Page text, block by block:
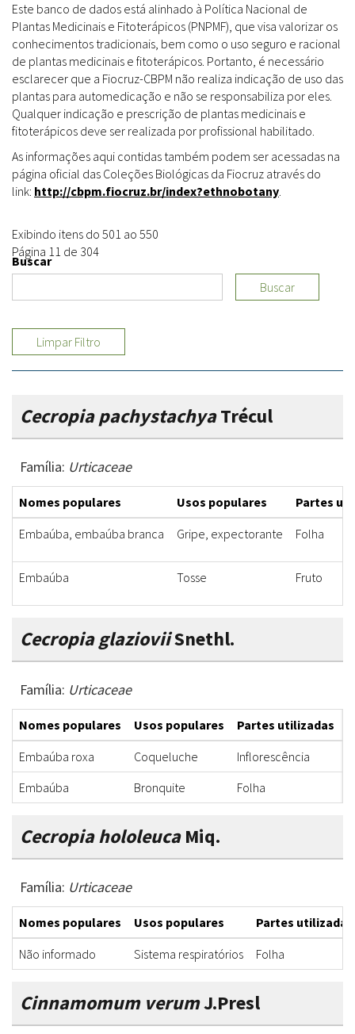
Este banco de dados está alinhado à Política Nacional de
Plantas Medicinais e Fitoterápicos (PNPMF), que visa valorizar os
conhecimentos tradicionais, bem como o uso seguro e racional
de plantas medicinais e fitoterápicos. Portanto, é necessário
esclarecer que a Fiocruz-CBPM não realiza indicação de uso das
plantas para automedicação e não se responsabiliza por eles.
Qualquer indicação e prescrição de plantas medicinais e
fitoterápicos deve ser realizada por profissional habilitado.
As informações aqui contidas também podem ser acessadas na
página oficial das Coleções Biológicas da Fiocruz através do
link: http://cbpm.fiocruz.br/index?ethnobotany.
Exibindo itens do 501 ao 550
Página 11 de 304
Buscar
Buscar
Limpar Filtro
Cecropia pachystachyaTrécul
Família: Urticaceae
Nomes populares Usos populares
Partes
Embaúba, embaúba branca
Gripe, expectorante Folha
Embaúba Tosse Fruto
Cecropia glazioviiSnethl.
Família: Urticaceae
Nomes populares Usos populares Partes utilizadas
Embaúba roxa
Coqueluche Inflorescência
Embaúba
Bronquite Folha
Cecropia hololeucaMiq.
Família: Urticaceae
Nomes populares Usos populares
Partes utilizadas
Não informado
Sistema respiratórios Folha
Cinnamomum verumJ.Presl